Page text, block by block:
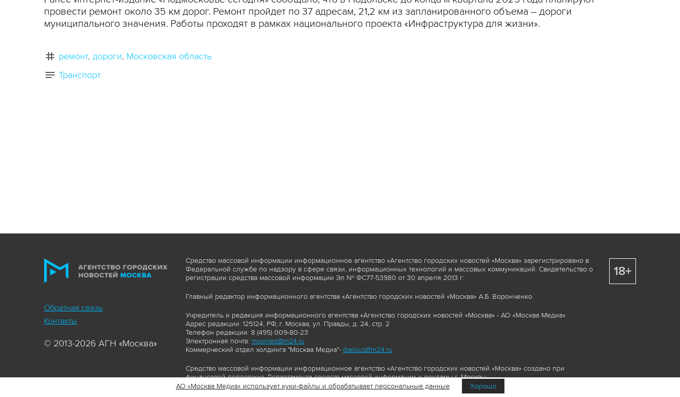
провести ремонт около 35 км дорог. Ремонт пройдет по 37 адресам, 21,2 км из запланированного объема – дороги
муниципального значения. Работы проходят в рамках национального проекта «Инфраструктура для жизни».
ремонт дороги Московская область
Транспорт
Обратная связь
Контакты
© 2013-2026 АГН «Москва»
Средство массовой информации информационное агентство «Агентство городских новостей «Москва» зарегистрировано в
Федеральной службе по надзору в сфере связи, информационных технологий и массовых коммуникаций. Свидетельство о
регистрации средства массовой информации Эл № ФС77-53980 от 30 апреля 2013 г.
Главный редактор информационного агентства «Агентство городских новостей «Москва» А.Б. Воронченко.
Учредитель и редакция информационного агентства «Агентство городских новостей «Москва» - АО «Москва Медиа».
Адрес редакции: 125124, РФ, г. Москва, ул. Правды, д. 24, стр. 2
Телефон редакции: 8 (495) 009-80-23
Электронная почта: mosmed@m24.ru
Коммерческий отдел холдинга "Москва Медиа"- ibelous@m24.ru
Средство массовой информации информационное агентство «Агентство городских новостей «Москва» создано при
финансовой поддержке Департамента средств массовой информации и рекламы г. Москвы.
18+
АО «Москва Медиа» использует куки-файлы и обрабатывает персональные данные Хорошо